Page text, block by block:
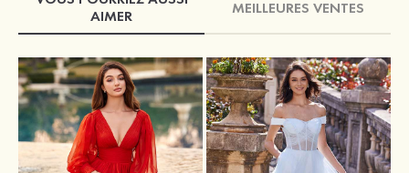
AIMER
MEILLEURES VENTES